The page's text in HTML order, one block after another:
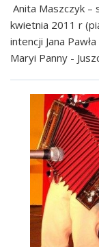
Anita Maszczyk
kwietnia 2011 r
intencji Jana
Maryi Panny -